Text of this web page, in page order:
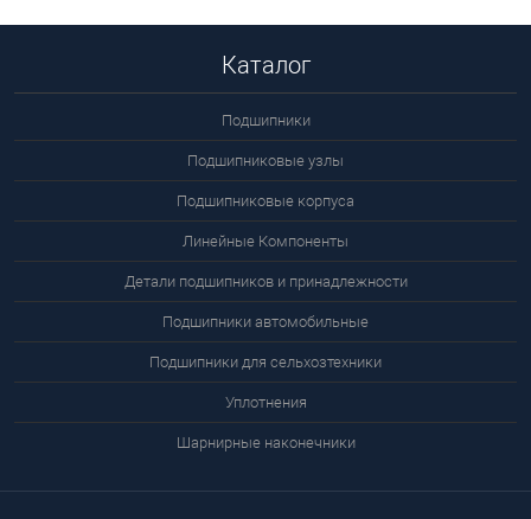
Каталог
Подшипники
Подшипниковые узлы
Подшипниковые корпуса
Линейные Компоненты
Детали подшипников и принадлежности
Подшипники автомобильные
Подшипники для сельхозтехники
Уплотнения
Шарнирные наконечники